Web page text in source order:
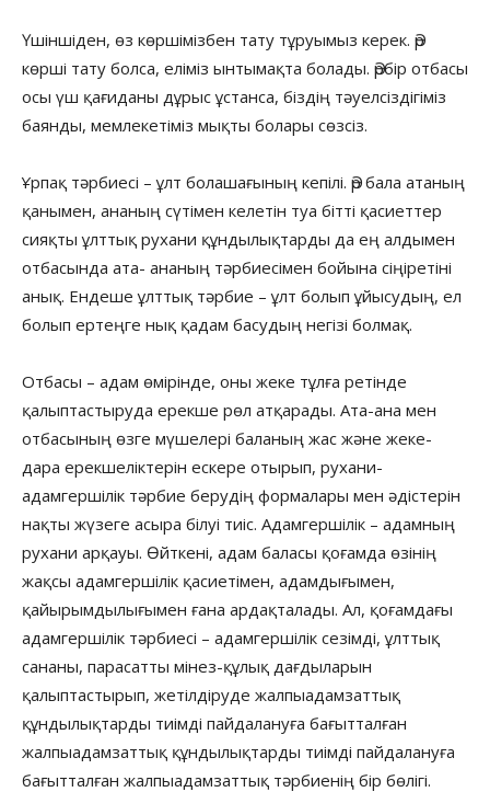
Үшіншіден, өз көршімізбен тату тұруымыз керек. Әр
көрші тату болса, еліміз ынтымақта болады. Әрбір отбасы
осы үш қағиданы дұрыс ұстанса, біздің тәуелсіздігіміз
баянды, мемлекетіміз мықты болары сөзсіз.
Ұрпақ тәрбиесі – ұлт болашағының кепілі. Әр бала атаның
қанымен, ананың сүтімен келетін туа бітті қасиеттер
сияқты ұлттық рухани құндылықтарды да ең алдымен
отбасында ата- ананың тәрбиесімен бойына сіңіретіні
анық. Ендеше ұлттық тәрбие – ұлт болып ұйысудың, ел
болып ертеңге нық қадам басудың негізі болмақ.
Отбасы – адам өмірінде, оны жеке тұлға ретінде
қалыптастыруда ерекше рөл атқарады. Ата-ана мен
отбасының өзге мүшелері баланың жас және жеке-
дара ерекшеліктерін ескере отырып, рухани-
адамгершілік тәрбие берудің формалары мен әдістерін
нақты жүзеге асыра білуі тиіс. Адамгершілік – адамның
рухани арқауы. Өйткені, адам баласы қоғамда өзінің
жақсы адамгершілік қасиетімен, адамдығымен,
қайырымдылығымен ғана ардақталады. Ал, қоғамдағы
адамгершілік тәрбиесі – адамгершілік сезімді, ұлттық
сананы, парасатты мінез-құлық дағдыларын
қалыптастырып, жетілдіруде жалпыадамзаттық
құндылықтарды тиімді пайдалануға бағытталған
жалпыадамзаттық құндылықтарды тиімді пайдалануға
бағытталған жалпыадамзаттық тәрбиенің бір бөлігі.